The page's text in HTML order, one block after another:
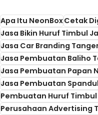
Apa Itu NeonBoxCetak
Jasa Bikin Huruf Timbul
Jasa Car Branding
Jasa Pembuatan Baliho
Jasa Pembuatan Papan
Jasa Pembuatan
Pembuatan Huruf
Perusahaan Advertising